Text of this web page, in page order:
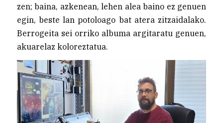
zen; baina, azkenean, lehen alea baino ez genuen
egin, beste lan potoloago bat atera zitzaidalako.
Berrogeita sei orriko albuma argitaratu genuen,
akuarelaz koloreztatua.